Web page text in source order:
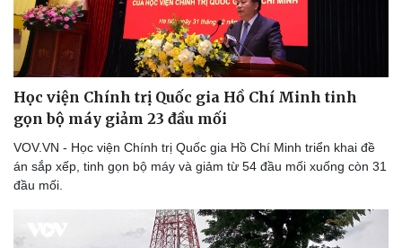
Học viện Chính trị Quốc gia Hồ Chí Minh tinh
gọn bộ máy giảm 23 đầu mối
VOV.VN - Học viện Chính trị Quốc gia Hồ Chí Minh triển khai đề
án sắp xếp, tinh gọn bộ máy và giảm từ 54 đầu mối xuống còn 31
đầu mối.